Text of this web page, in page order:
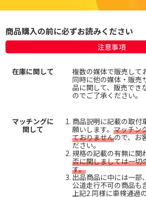
商品購入の前に必ずお読みください
注意事項
在庫に関して
複数の媒体で販売して
同時に他の媒体・販売
品に関して、販売でき
のでご了承ください。
マッチングに
関して
商品説明に記載の取付
願いします。 マッチン
ておりませんので、お
ださい。
規格の記載の有無に関
否に関しましては一切
す。
出品商品に中には一部
公道走行不可の商品も
上記2.同様に車検通過